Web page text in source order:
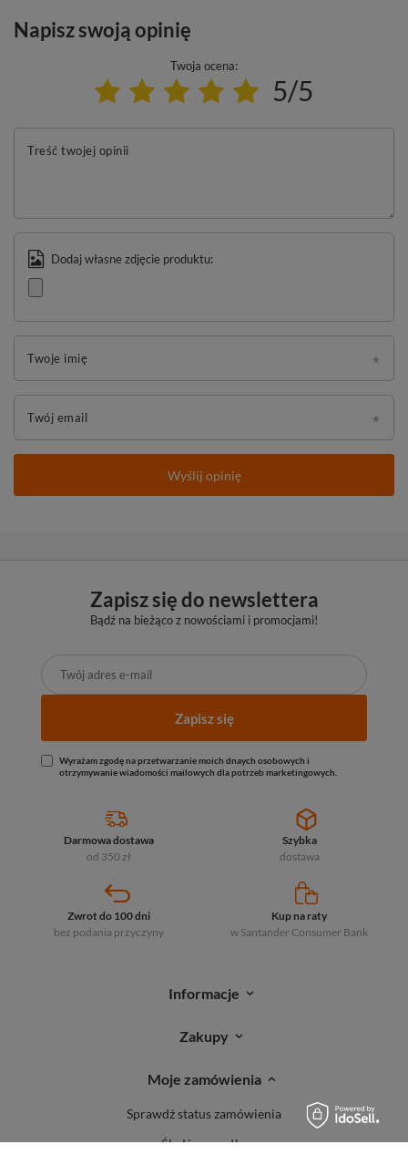
Napisz swoją opinię
Twoja ocena:
5/5
Treść twojej opinii
Dodaj własne zdjęcie produktu:
Twoje imię
Twój email
Wyślij opinię
Zapisz się do newslettera
Bądź na bieżąco z nowościami i promocjami!
Zapisz się
Wyrażam zgodę na przetwarzanie moich dnaych osobowych i
otrzymywanie wiadomości mailowych dla potrzeb marketingowych.
Darmowa dostawa
od 350 zł
Szybka
dostawa
Zwrot do 100 dni
bez podania przyczyny
Kup na raty
w Santander Consumer Bank
Informacje
Zakupy
Moje zamówienia
Sprawdź status zamówienia
Śledź przesyłkę